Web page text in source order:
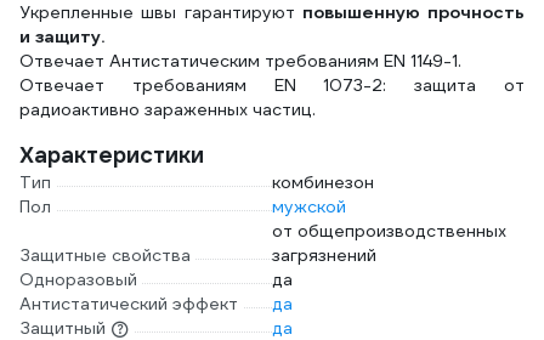
Укрепленные швы гарантируют повышенную прочность
и защиту.
Отвечает Антистатическим требованиям EN 1149-1.
Отвечает требованиям EN 1073-2: защита от
радиоактивно зараженных частиц.
Характеристики
Тип
комбинезон
Пол
мужской
Защитные свойства
от общепроизводственных
загрязнений
Одноразовый
да
Антистатический эффект
да
Защитный
да